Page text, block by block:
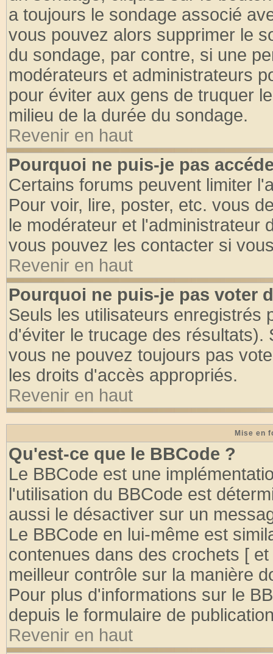
a toujours le sondage associé
vous pouvez alors supprimer le
du sondage, par contre, si une
modérateurs et administrateurs
pour éviter aux gens de truquer
milieu de la durée du sondage.
Revenir en haut
Pourquoi ne puis-je pas
Certains forums peuvent limiter
Pour voir, lire, poster, etc. vous
le modérateur et l'administrateur
vous pouvez les contacter si
Revenir en haut
Pourquoi ne puis-je pas voter
Seuls les utilisateurs enregistrés
d'éviter le trucage des
vous ne pouvez toujours pas
les droits d'accès appropriés.
Revenir en haut
Mise en
Qu'est-ce que le BBCode ?
Le BBCode est une
l'utilisation du BBCode est
aussi le désactiver sur un
Le BBCode en lui-même est
contenues dans des crochets [
meilleur contrôle sur la manière
Pour plus d'informations sur le
depuis le formulaire de
Revenir en haut